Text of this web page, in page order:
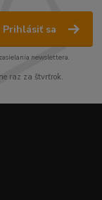
Prihlásiť sa
newslettera.
raz za štvrťrok.